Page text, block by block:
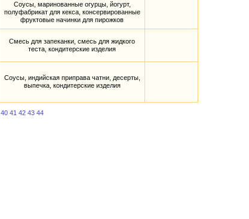
Соусы, маринованные огурцы, йогурт,
полуфабрикат для кекса, консервированные
фруктовые начинки для пирожков
Смесь для запеканки, смесь для жидкого
теста, кондитерские изделия
Соусы, индийская приправа чатни, десерты,
выпечка, кондитерские изделия
40 41 42 43 44